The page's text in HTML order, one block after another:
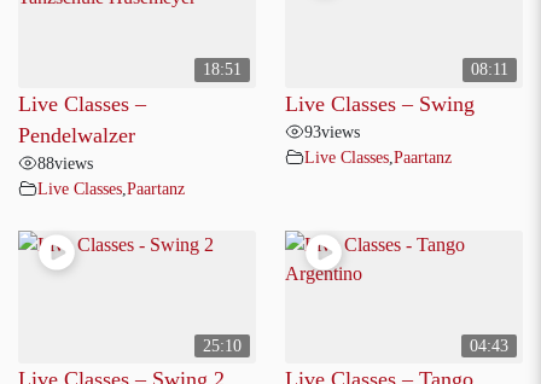
18:51
Live Classes –
Pendelwalzer
88views
Live Classes Paartanz
08:11
Live Classes – Swing
93views
Live Classes Paartanz
25:10 04:43